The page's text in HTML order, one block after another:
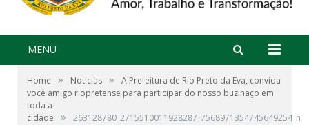
MENU
Home » Notícias »
A Prefeitura de Rio Preto da Eva, convida
você amigo riopretense para participar do nosso buzinaço em
toda a
cidade
» 263128780_2715510011928287_7568971354745649254_n